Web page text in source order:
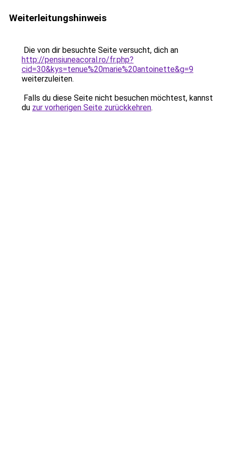
Weiterleitungshinweis
Die von dir besuchte Seite versucht, dich an
http://pensiuneacoral.ro/fr.php?
cid=30&kys=tenue%20marie%20antoinette&g=9
weiterzuleiten.
Falls du diese Seite nicht besuchen möchtest, kannst
du zur vorherigen Seite zurückkehren.